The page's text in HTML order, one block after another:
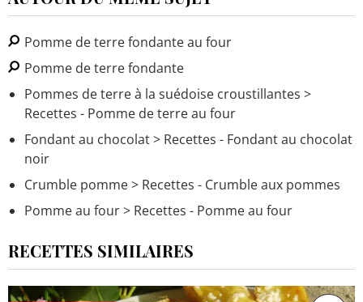
Pomme de terre fondante au four
Pomme de terre fondante
Pommes de terre à la suédoise croustillantes >
Recettes - Pomme de terre au four
Fondant au chocolat> Recettes - Fondant au chocolat
noir
Crumble pomme> Recettes - Crumble aux pommes
Pomme au four> Recettes - Pomme au four
RECETTES SIMILAIRES